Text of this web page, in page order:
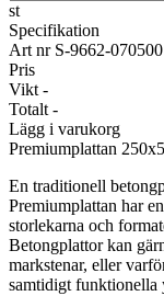
st
Specifikation
Art nr S-9662-070500
Pris
Vikt -
Totalt -
Lägg i varukorg
Premiumplattan
En traditionell
Premiumplattan har
storlekarna och
Betongplattor kan
markstenar, eller
samtidigt funktionella